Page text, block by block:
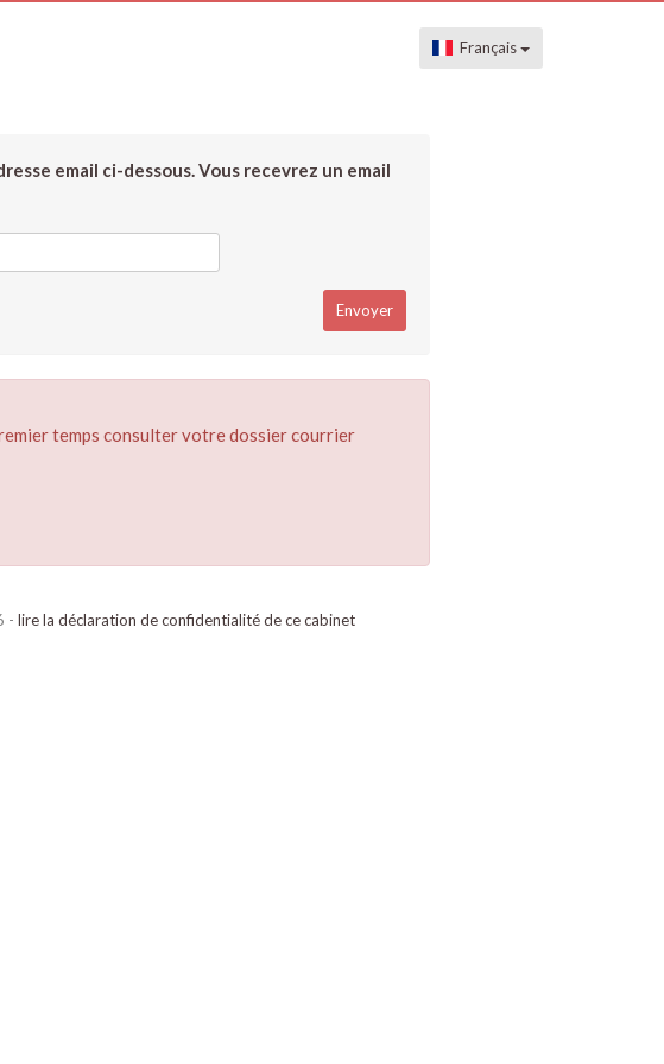
Français
email ci-dessous. Vous recevrez un email
temps consulter votre dossier courrier
- lire la déclaration de confidentialité de ce cabinet